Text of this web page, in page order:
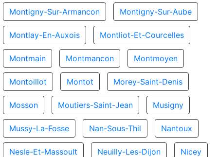
Montigny-Sur-Armancon Montigny-Sur-Aube
Montlay-En-Auxois Montliot-Et-Courcelles
Montmain Montmancon Montmoyen
Montoillot Montot Morey-Saint-Denis
Mosson Moutiers-Saint-Jean Musigny
Mussy-La-Fosse Nan-Sous-Thil Nantoux
Nesle-Et-Massoult Neuilly-Les-Dijon Nicey